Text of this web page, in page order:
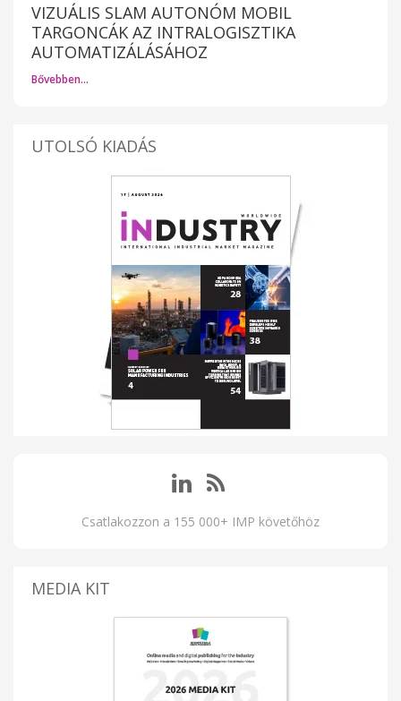
VIZUÁLIS SLAM AUTONÓM MOBIL
TARGONCÁK AZ INTRALOGISZTIKA
AUTOMATIZÁLÁSÁHOZ
Bővebben…
UTOLSÓ KIADÁS
Csatlakozzon a 155 000+ IMP követőhöz
MEDIA KIT